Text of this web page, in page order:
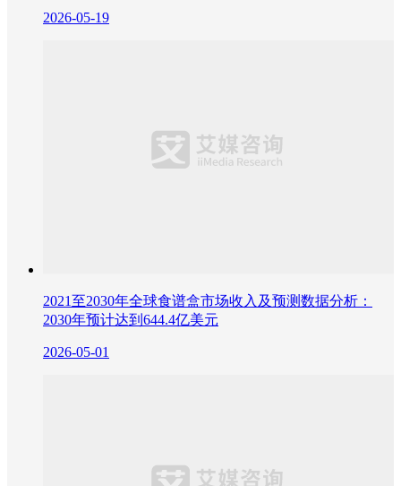
2026-05-19
2021至2030年全球食谱盒市场收入及预测数据分析：
2030年预计达到644.4亿美元
2026-05-01